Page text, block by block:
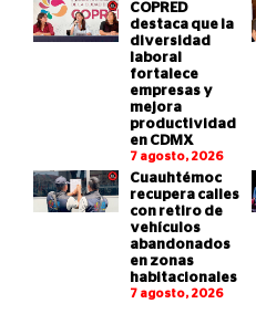
COPRED
destaca que la
diversidad
laboral
fortalece
empresas y
mejora
productividad
en CDMX
7 agosto, 2026
Cuauhtémoc
recupera calles
con retiro de
vehículos
abandonados
en zonas
habitacionales
7 agosto, 2026